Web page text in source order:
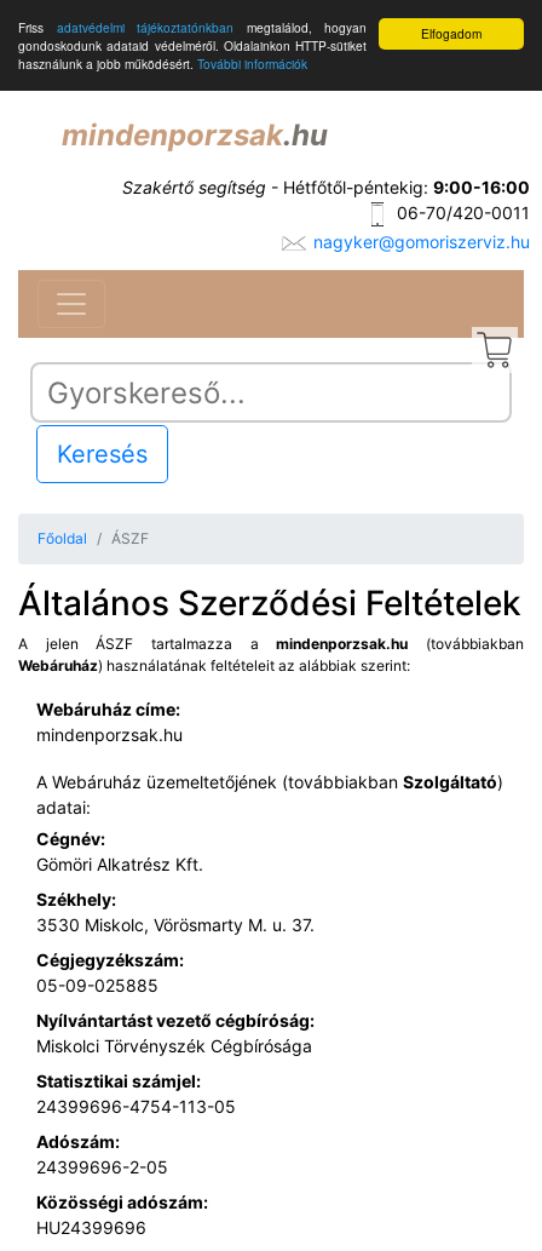
Elfogadom
Friss adatvédelmi tájékoztatónkban megtalálod, hogyan
gondoskodunk adataid védelméről. Oldalainkon HTTP-sütiket
használunk a jobb működésért. További információk
mindenporzsak.hu
Szakértő segítség - Hétfőtől-péntekig: 9:00-16:00
06-70/420-0011
nagyker@gomoriszerviz.hu
Keresés
Főoldal ÁSZF
Általános Szerződési Feltételek
A jelen ÁSZF tartalmazza amindenporzsak.hu (továbbiakban
Webáruház) használatának feltételeit az alábbiak szerint:
Webáruház címe:
mindenporzsak.hu
A Webáruház üzemeltetőjének (továbbiakban Szolgáltató)
adatai:
Cégnév:
Gömöri Alkatrész Kft.
Székhely:
3530 Miskolc, Vörösmarty M. u. 37.
Cégjegyzékszám:
05-09-025885
Nyílvántartást vezető cégbíróság:
Miskolci Törvényszék Cégbírósága
Statisztikai számjel:
24399696-4754-113-05
Adószám:
24399696-2-05
Közösségi adószám:
HU24399696